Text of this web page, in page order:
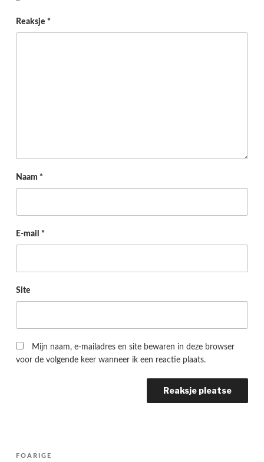
Reaksje *
Naam *
E-mail *
Site
Mijn naam, e-mailadres en site bewaren in deze browser
voor de volgende keer wanneer ik een reactie plaats.
Berichtnavigatie
Folgjende
FOARIGE